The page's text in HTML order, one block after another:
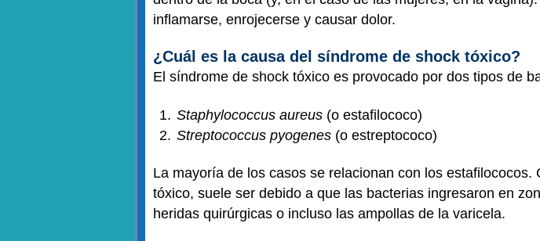
inflamarse, enrojecerse y causar dolor.
¿Cuál es la causa del síndrome de shock tóxico?
El síndrome de shock tóxico es provocado por dos tipos de
Staphylococcus aureus (o estafilococo)
Streptococcus pyogenes (o estreptococo)
La mayoría de los casos se relacionan con los
tóxico, suele ser debido a que las bacterias ingresaron en
heridas quirúrgicas o incluso las ampollas de la varicela.